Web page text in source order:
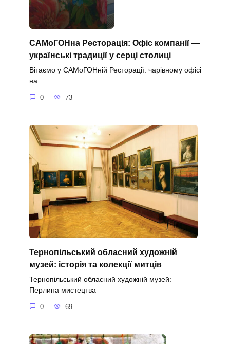
САМоГОНна Ресторація: Офіс компанії —
українські традиції у серці столиці
Вітаємо у САМоГОНній Ресторації: чарівному офісі
на
0 73
Тернопільський обласний художній
музей: історія та колекції митців
Тернопільський обласний художній музей:
Перлина мистецтва
0 69